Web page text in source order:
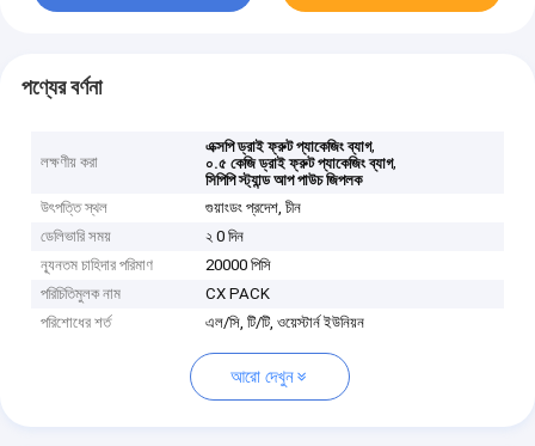
পণ্যের বর্ণনা
লক্ষণীয় করা
এক্সপি ড্রাই ফ্রুট প্যাকেজিং ব্যাগ,
০.৫ কেজি ড্রাই ফ্রুট প্যাকেজিং ব্যাগ,
সিপিপি স্ট্যান্ড আপ পাউচ জিপলক
উৎপত্তি স্থল
গুয়াংডং প্রদেশ, চীন
ডেলিভারি সময়
২ 0 দিন
ন্যূনতম চাহিদার পরিমাণ
20000 পিসি
পরিচিতিমুলক নাম
CX PACK
পরিশোধের শর্ত
এল/সি, টি/টি, ওয়েস্টার্ন ইউনিয়ন
আরো দেখুন